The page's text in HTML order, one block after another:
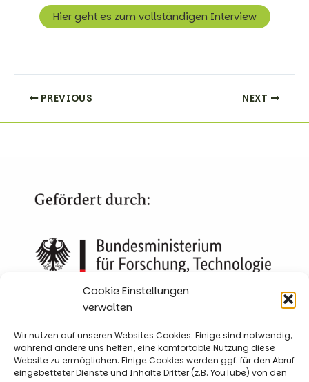
Cookie Einstellungen
verwalten
Wir nutzen auf unseren Websites Cookies. Einige sind notwendig,
während andere uns helfen, eine komfortable Nutzung diese
Website zu ermöglichen. Einige Cookies werden ggf. für den Abruf
eingebetteter Dienste und Inhalte Dritter (z.B. YouTube) von den
Hier geht es zum vollständigen Interview
PREVIOUS NEXT